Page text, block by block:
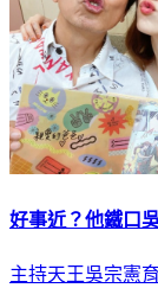
好事近？他鐵口
主持天王吳宗憲